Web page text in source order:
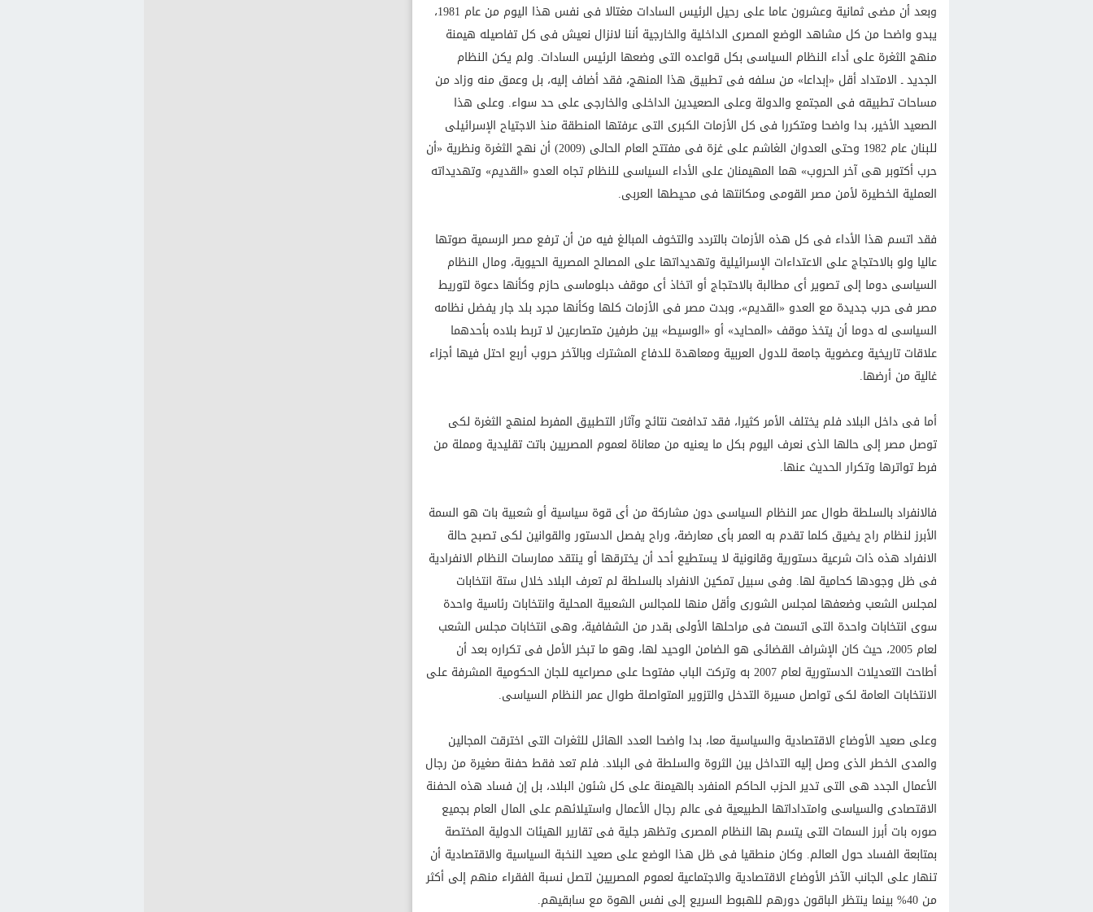
وبعد أن مضى ثمانية وعشرون عاما على رحيل الرئيس السادات مغتالا فى نفس هذا اليوم من عام 1981،
يبدو واضحا من كل مشاهد الوضع المصرى الداخلية والخارجية أننا لانزال نعيش فى كل تفاصيله هيمنة
منهج الثغرة على أداء النظام السياسى بكل قواعده التى وضعها الرئيس السادات. ولم يكن النظام
الجديد ـ الامتداد أقل «إبداعا» من سلفه فى تطبيق هذا المنهج، فقد أضاف إليه، بل وعمق منه وزاد من
مساحات تطبيقه فى المجتمع والدولة وعلى الصعيدين الداخلى والخارجى على حد سواء. وعلى هذا
الصعيد الأخير، بدا واضحا ومتكررا فى كل الأزمات الكبرى التى عرفتها المنطقة منذ الاجتياح الإسرائيلى
للبنان عام 1982 وحتى العدوان الغاشم على غزة فى مفتتح العام الحالى (2009) أن نهج الثغرة ونظرية «أن
حرب أكتوبر هى آخر الحروب» هما المهيمنان على الأداء السياسى للنظام تجاه العدو «القديم» وتهديداته
العملية الخطيرة لأمن مصر القومى ومكانتها فى محيطها العربى.
فقد اتسم هذا الأداء فى كل هذه الأزمات بالتردد والتخوف المبالغ فيه من أن ترفع مصر الرسمية صوتها
عاليا ولو بالاحتجاج على الاعتداءات الإسرائيلية وتهديداتها على المصالح المصرية الحيوية، ومال النظام
السياسى دوما إلى تصوير أى مطالبة بالاحتجاج أو اتخاذ أى موقف دبلوماسى حازم وكأنها دعوة لتوريط
مصر فى حرب جديدة مع العدو «القديم»، وبدت مصر فى الأزمات كلها وكأنها مجرد بلد جار يفضل نظامه
السياسى له دوما أن يتخذ موقف «المحايد» أو «الوسيط» بين طرفين متصارعين لا تربط بلاده بأحدهما
علاقات تاريخية وعضوية جامعة للدول العربية ومعاهدة للدفاع المشترك وبالآخر حروب أربع احتل فيها أجزاء
غالية من أرضها.
أما فى داخل البلاد فلم يختلف الأمر كثيرا، فقد تدافعت نتائج وآثار التطبيق المفرط لمنهج الثغرة لكى
توصل مصر إلى حالها الذى نعرف اليوم بكل ما يعنيه من معاناة لعموم المصريين باتت تقليدية ومملة من
فرط تواترها وتكرار الحديث عنها.
فالانفراد بالسلطة طوال عمر النظام السياسى دون مشاركة من أى قوة سياسية أو شعبية بات هو السمة
الأبرز لنظام راح يضيق كلما تقدم به العمر بأى معارضة، وراح يفصل الدستور والقوانين لكى تصبح حالة
الانفراد هذه ذات شرعية دستورية وقانونية لا يستطيع أحد أن يخترقها أو ينتقد ممارسات النظام الانفرادية
فى ظل وجودها كحامية لها. وفى سبيل تمكين الانفراد بالسلطة لم تعرف البلاد خلال ستة انتخابات
لمجلس الشعب وضعفها لمجلس الشورى وأقل منها للمجالس الشعبية المحلية وانتخابات رئاسية واحدة
سوى انتخابات واحدة التى اتسمت فى مراحلها الأولى بقدر من الشفافية، وهى انتخابات مجلس الشعب
لعام 2005، حيث كان الإشراف القضائى هو الضامن الوحيد لها، وهو ما تبخر الأمل فى تكراره بعد أن
أطاحت التعديلات الدستورية لعام 2007 به وتركت الباب مفتوحا على مصراعيه للجان الحكومية المشرفة على
الانتخابات العامة لكى تواصل مسيرة التدخل والتزوير المتواصلة طوال عمر النظام السياسى.
وعلى صعيد الأوضاع الاقتصادية والسياسية معا، بدا واضحا العدد الهائل للثغرات التى اخترقت المجالين
والمدى الخطر الذى وصل إليه التداخل بين الثروة والسلطة فى البلاد. فلم تعد فقط حفنة صغيرة من رجال
الأعمال الجدد هى التى تدير الحزب الحاكم المنفرد بالهيمنة على كل شئون البلاد، بل إن فساد هذه الحفنة
الاقتصادى والسياسى وامتداداتها الطبيعية فى عالم رجال الأعمال واستيلائهم على المال العام بجميع
صوره بات أبرز السمات التى يتسم بها النظام المصرى وتظهر جلية فى تقارير الهيئات الدولية المختصة
بمتابعة الفساد حول العالم. وكان منطقيا فى ظل هذا الوضع على صعيد النخبة السياسية والاقتصادية أن
تنهار على الجانب الآخر الأوضاع الاقتصادية والاجتماعية لعموم المصريين لتصل نسبة الفقراء منهم إلى أكثر
من 40% بينما ينتظر الباقون دورهم للهبوط السريع إلى نفس الهوة مع سابقيهم.